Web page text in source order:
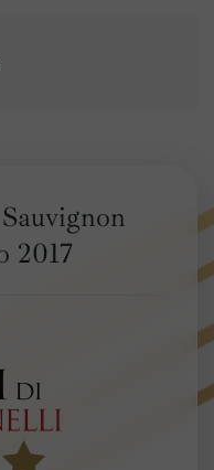
2017